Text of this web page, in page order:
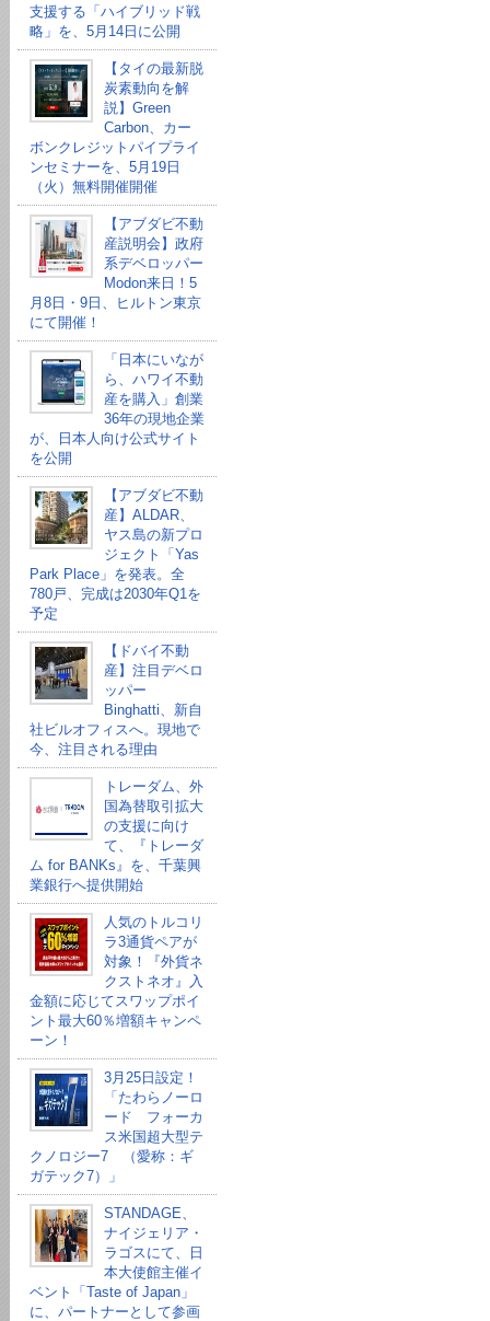
支援する「ハイブリッド戦
略」を、5月14日に公開
【タイの最新脱
炭素動向を解
説】Green
Carbon、カー
ボンクレジットパイプライ
ンセミナーを、5月19日
（火）無料開催開催
【アブダビ不動
産説明会】政府
系デベロッパー
Modon来日！5
月8日・9日、ヒルトン東京
にて開催！
「日本にいなが
ら、ハワイ不動
産を購入」創業
36年の現地企業
が、日本人向け公式サイト
を公開
【アブダビ不動
産】ALDAR、
ヤス島の新プロ
ジェクト「Yas
Park Place」を発表。全
780戸、完成は2030年Q1を
予定
【ドバイ不動
産】注目デベロ
ッパー
Binghatti、新自
社ビルオフィスへ。現地で
今、注目される理由
トレーダム、外
国為替取引拡大
の支援に向け
て、『トレーダ
ム for BANKs』を、千葉興
業銀行へ提供開始
人気のトルコリ
ラ3通貨ペアが
対象！『外貨ネ
クストネオ』入
金額に応じてスワップポイ
ント最大60％増額キャンペ
ーン！
3月25日設定！
「たわらノーロ
ード フォーカ
ス米国超大型テ
クノロジー7 （愛称：ギ
ガテック7）」
STANDAGE、
ナイジェリア・
ラゴスにて、日
本大使館主催イ
ベント「Taste of Japan」
に、パートナーとして参画